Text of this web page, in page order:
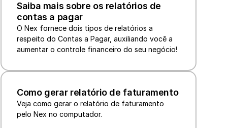
Saiba mais sobre os relatórios de
contas a pagar
O Nex fornece dois tipos de relatórios a
respeito do Contas a Pagar, auxiliando você a
aumentar o controle financeiro do seu negócio!
Como gerar relatório de faturamento
Veja como gerar o relatório de faturamento
pelo Nex no computador.